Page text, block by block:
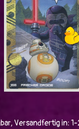
Versandfertig in: 1-